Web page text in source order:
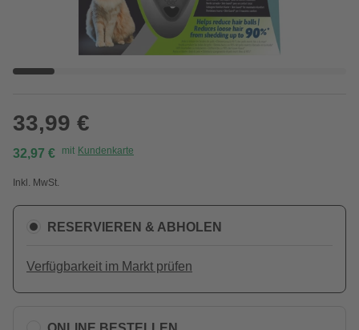
33,99 €
32,97 € mit Kundenkarte
Inkl. MwSt.
RESERVIEREN & ABHOLEN
Verfügbarkeit im Markt prüfen